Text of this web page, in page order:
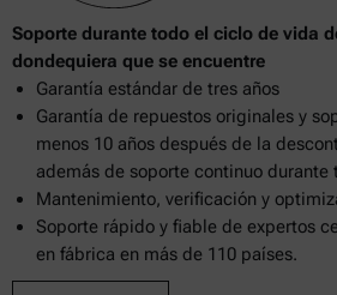
Soporte durante todo el ciclo de vida
dondequiera que se encuentre
Garantía estándar de tres años
Garantía de repuestos originales y
menos 10 años después de la
además de soporte continuo
Mantenimiento, verificación y
Soporte rápido y fiable de expertos
en fábrica en más de 110 países.